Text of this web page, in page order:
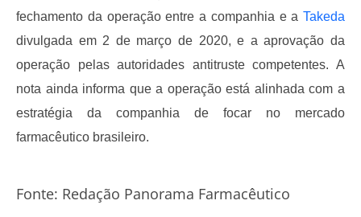
fechamento da operação entre a companhia e a Takeda
divulgada em 2 de março de 2020, e a aprovação da
operação pelas autoridades antitruste competentes. A
nota ainda informa que a operação está alinhada com a
estratégia da companhia de focar no mercado
farmacêutico brasileiro.
Fonte: Redação Panorama Farmacêutico